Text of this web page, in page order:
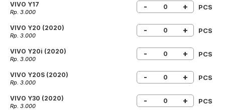
VIVO Y17
Rp. 3.000
- + PCS
VIVO Y20 (2020)
Rp. 3.000
- + PCS
VIVO Y20i (2020)
Rp. 3.000
- + PCS
VIVO Y20S (2020)
Rp. 3.000
- + PCS
VIVO Y30 (2020)
Rp. 3.000
- + PCS